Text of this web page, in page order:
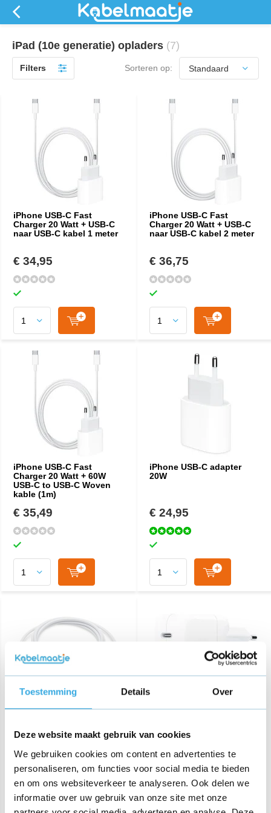
Toestemming Details Over
Deze website maakt gebruik van cookies
We gebruiken cookies om content en advertenties te
personaliseren, om functies voor social media te bieden
en om ons websiteverkeer te analyseren. Ook delen we
informatie over uw gebruik van onze site met onze
iPad (10e generatie) opladers (7)
Filters Sorteren op:
iPhone USB-C Fast
Charger 20 Watt + USB-C
naar USB-C kabel 1 meter
€ 34,95
iPhone USB-C Fast
Charger 20 Watt + USB-C
naar USB-C kabel 2 meter
€ 36,75
iPhone USB-C Fast
Charger 20 Watt + 60W
USB-C to USB-C Woven
kable (1m)
€ 35,49
iPhone USB-C adapter
20W
€ 24,95
meter - Wit
€ 26,95
6 reviews
Aansluiting:USB-C
Lengte:1 Meter
€ 44,95